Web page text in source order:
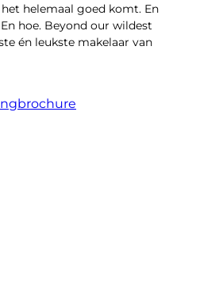
helemaal goed komt. En
hoe. Beyond our wildest
én leukste makelaar van